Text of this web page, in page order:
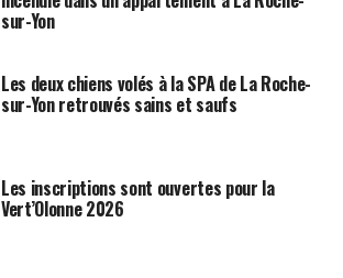
sur-Yon
Les deux chiens volés à la SPA de La Roche-
sur-Yon retrouvés sains et saufs
Les inscriptions sont ouvertes pour la
Vert’Olonne 2026